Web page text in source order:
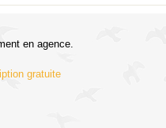
en agence.
gratuite